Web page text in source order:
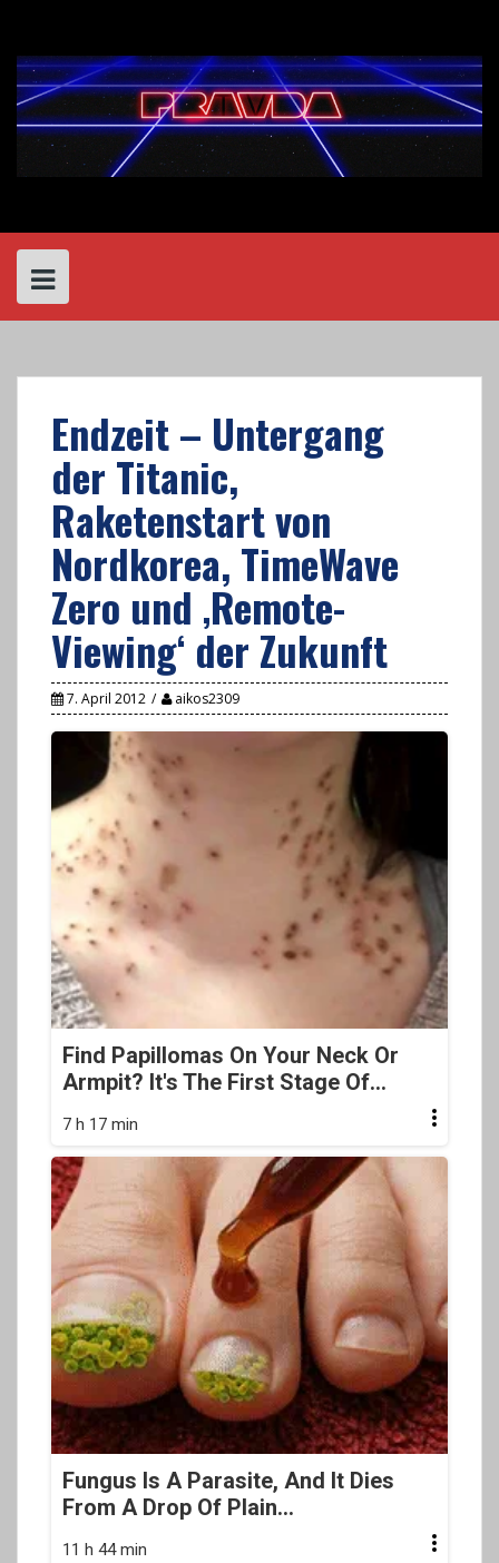
content
Endzeit – Untergang
der Titanic,
Raketenstart von
Nordkorea, TimeWave
Zero und ‚Remote-
Viewing‘ der Zukunft
7. April 2012 aikos2309
Find Papillomas On Your Neck Or
Armpit? It's The First Stage Of...
7 h 17 min
Fungus Is A Parasite, And It Dies
From A Drop Of Plain...
11 h 44 min